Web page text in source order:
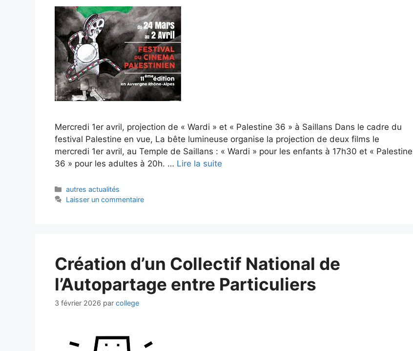
Mercredi 1er avril, projection de « Wardi » et « Palestine 36 » à Saillans Dans le cadre du
festival Palestine en vue, La bête lumineuse organise la projection de deux films le
mercredi 1er avril, au Temple de Saillans : « Wardi » pour les enfants à 17h30 et « Palestine
36 » pour les adultes à 20h. … Lire la suite
Catégories
autres actualités
Laisser un commentaire
Création d’un Collectif National de
l’Autopartage entre Particuliers
3 février 2026 par college